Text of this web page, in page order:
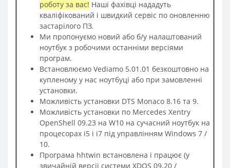
роботу за вас! Наші фахівці нададуть
кваліфікований і швидкий сервіс по оновленню
застарілого ПЗ.
Ми пропонуємо новий або б/у налаштований
ноутбук з робочими останніми версіями
програм.
Встановлюємо Vediamo 5.01.01 безкоштовно на
купленому у нас ноутбуці або при замовленні
установки.
Можливість установки DTS Monaco 8.16 та 9.
Можливість установки по Mercedes Xentry
OpenShell 09.23 на W10 на сучасний ноутбук на
процесорах i5 і i7 під управлінням Windows 7 /
10.
Програма hhtwin встановлена і працює (у
звичайній версії системи XDOS 09.20 /